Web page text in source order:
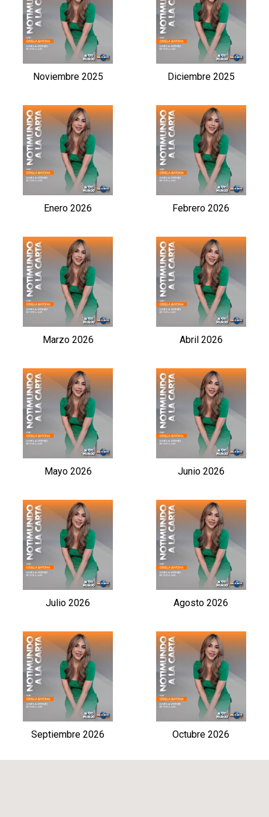
Noviembre 2025 Diciembre 2025
Enero 2026 Febrero 2026
Marzo 2026 Abril 2026
Mayo 2026 Junio 2026
Julio 2026 Agosto 2026
Septiembre 2026 Octubre 2026